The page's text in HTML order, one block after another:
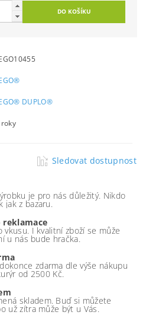
DUPLO®
Sledovat dostupnost
je pro nás důležitý. Nikdo
jak z bazaru.
reklamace
I kvalitní zboží se může
u nás bude hračka.
zdarma dle výše nákupu
od 2500 Kč.
skladem. Buď si můžete
už zítra může být u Vás.